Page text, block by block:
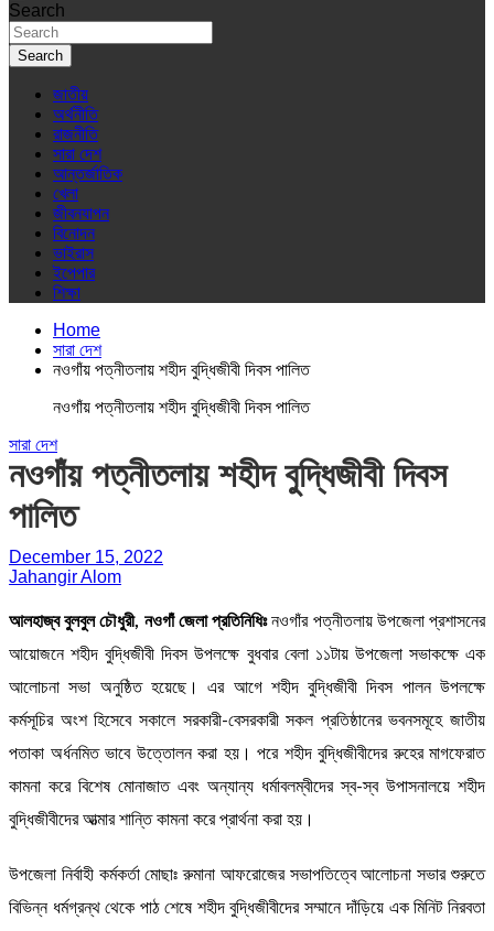
Search
Search
জাতীয়
অর্থনীতি
রাজনীতি
সারা দেশ
আন্তর্জাতিক
খেলা
জীবনযাপন
বিনোদন
ভাইরাস
ইপেপার
শিক্ষা
Home
সারা দেশ
নওগাঁয় পত্নীতলায় শহীদ বুদ্ধিজীবী দিবস পালিত
নওগাঁয় পত্নীতলায় শহীদ বুদ্ধিজীবী দিবস পালিত
সারা দেশ
নওগাঁয় পত্নীতলায় শহীদ বুদ্ধিজীবী দিবস
পালিত
December 15, 2022
Jahangir Alom
আলহাজ্ব বুলবুল চৌধুরী, নওগাঁ জেলা প্রতিনিধিঃনওগাঁর পত্নীতলায় উপজেলা প্রশাসনের
আয়োজনে শহীদ বুদ্ধিজীবী দিবস উপলক্ষে বুধবার বেলা ১১টায় উপজেলা সভাকক্ষে এক
আলোচনা সভা অনুষ্ঠিত হয়েছে। এর আগে শহীদ বুদ্ধিজীবী দিবস পালন উপলক্ষে
কর্মসূচির অংশ হিসেবে সকালে সরকারী-বেসরকারী সকল প্রতিষ্ঠানের ভবনসমূহে জাতীয়
পতাকা অর্ধনমিত ভাবে উত্তোলন করা হয়। পরে শহীদ বুদ্ধিজীবীদের রুহের মাগফেরাত
কামনা করে বিশেষ মোনাজাত এবং অন্যান্য ধর্মাবলম্বীদের স্ব-স্ব উপাসনালয়ে শহীদ
বুদ্ধিজীবীদের আত্মার শান্তি কামনা করে প্রার্থনা করা হয়।
উপজেলা নির্বাহী কর্মকর্তা মোছাঃ রুমানা আফরোজের সভাপতিত্বে আলোচনা সভার শুরুতে
বিভিন্ন ধর্মগ্রন্থ থেকে পাঠ শেষে শহীদ বুদ্ধিজীবীদের সম্মানে দাঁড়িয়ে এক মিনিট নিরবতা